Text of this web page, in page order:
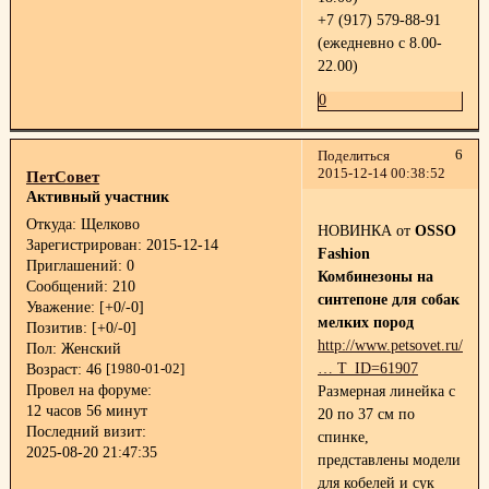
+7 (917) 579-88-91
(ежедневно с 8.00-
22.00)
0
Поделиться
6
2015-12-14 00:38:52
ПетСовет
Активный участник
Откуда: Щелково
Зарегистрирован: 2015-12-14
Приглашений: 0
Сообщений: 210
Уважение: [+0/-0]
Позитив: [+0/-0]
Пол: Женский
Возраст: 46 [1980-01-02]
Провел на форуме:
12 часов 56 минут
Последний визит:
2025-08-20 21:47:35
НОВИНКА от OSSO
Fashion
Комбинезоны на
синтепоне для собак
мелких пород
http://www.petsovet.ru/
… T_ID=61907
Размерная линейка с
20 по 37 см по
спинке,
представлены модели
для кобелей и сук